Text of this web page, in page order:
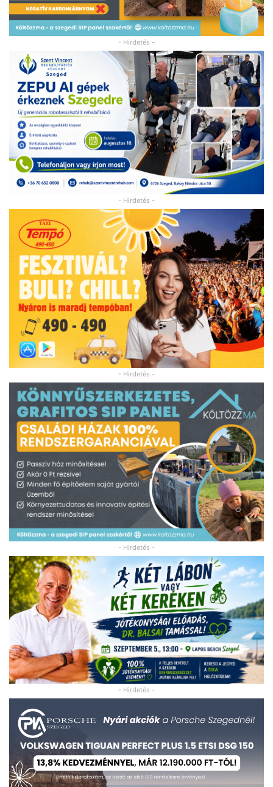
- Hirdetés -
- Hirdetés -
- Hirdetés -
- Hirdetés -
- Hirdetés -